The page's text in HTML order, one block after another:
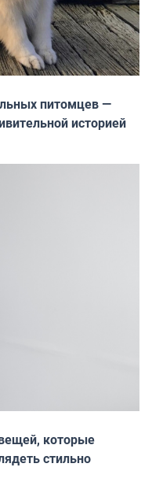
питомцев —
историей
которые
стильно